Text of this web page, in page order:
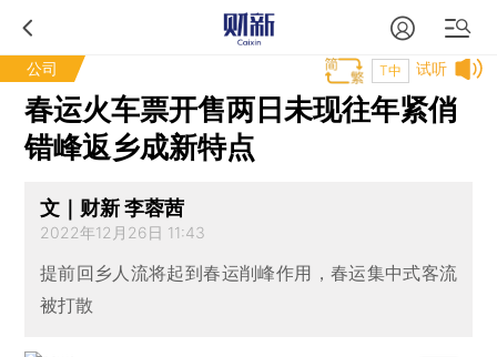
公司 试听
T中
春运火车票开售两日未现往年紧俏
错峰返乡成新特点
文｜财新 李蓉茜
2022年12月26日 11:43
提前回乡人流将起到春运削峰作用，春运集中式客流
被打散